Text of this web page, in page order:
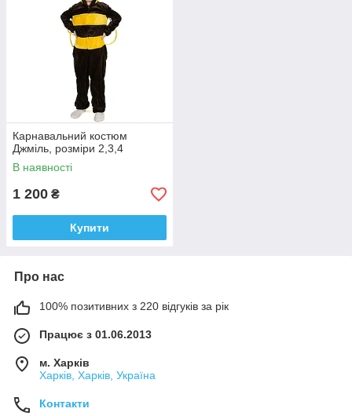
Карнавальний костюм
Джміль, розміри 2,3,4
В наявності
1 200 ₴
Купити
Про нас
100% позитивних з 220 відгуків за рік
Працює з 01.06.2013
м. Харків
Харків, Харків, Україна
Контакти